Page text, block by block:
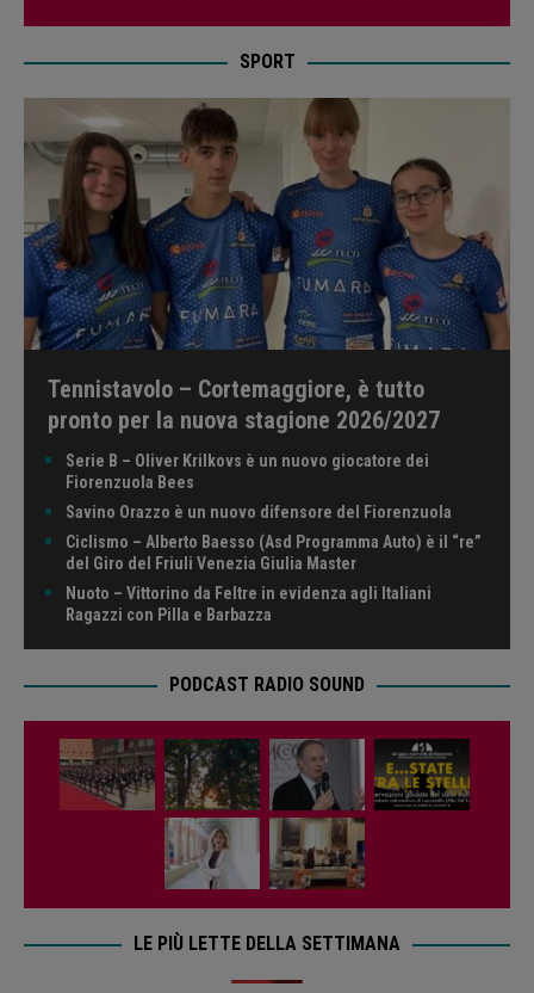
SPORT
Tennistavolo – Cortemaggiore, è tutto
pronto per la nuova stagione 2026/2027
Serie B – Oliver Krilkovs è un nuovo giocatore dei
Fiorenzuola Bees
Savino Orazzo è un nuovo difensore del Fiorenzuola
Ciclismo – Alberto Baesso (Asd Programma Auto) è il “re”
del Giro del Friuli Venezia Giulia Master
Nuoto – Vittorino da Feltre in evidenza agli Italiani
Ragazzi con Pilla e Barbazza
PODCAST RADIO SOUND
LE PIÙ LETTE DELLA SETTIMANA